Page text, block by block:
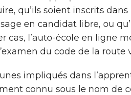
qu’ils soient inscrits
en candidat libre, ou
cas, l’auto-école en ligne
du code de la route
impliqués dans
connu sous le nom de